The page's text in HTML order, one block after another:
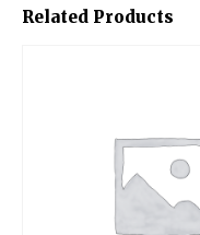
Related Products